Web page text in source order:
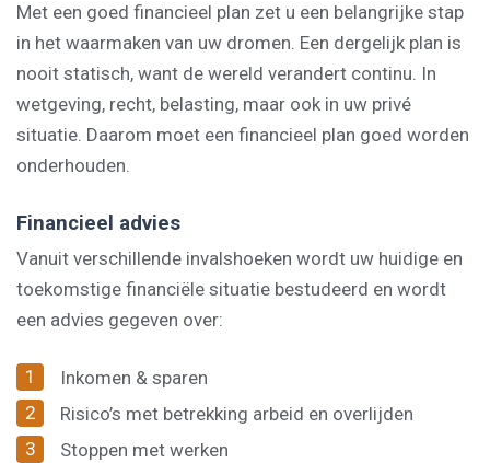
Met een goed financieel plan zet u een belangrijke stap
in het waarmaken van uw dromen. Een dergelijk plan is
nooit statisch, want de wereld verandert continu. In
wetgeving, recht, belasting, maar ook in uw privé
situatie. Daarom moet een financieel plan goed worden
onderhouden.
Financieel advies
Vanuit verschillende invalshoeken wordt uw huidige en
toekomstige financiële situatie bestudeerd en wordt
een advies gegeven over:
Inkomen & sparen
Risico’s met betrekking arbeid en overlijden
Stoppen met werken